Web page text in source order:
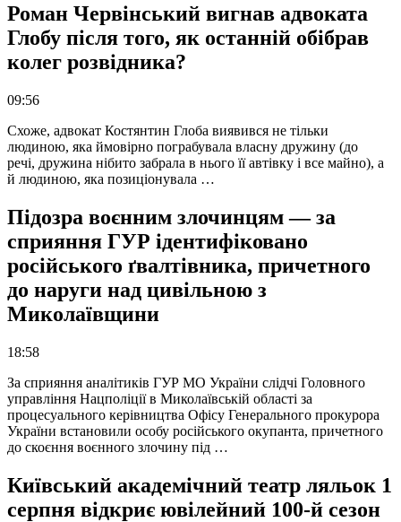
Роман Червінський вигнав адвоката
Глобу після того, як останній обібрав
колег розвідника?
09:56
Схоже, адвокат Костянтин Глоба виявився не тільки
людиною, яка ймовірно пограбувала власну дружину (до
речі, дружина нібито забрала в нього її автівку і все майно), а
й людиною, яка позиціонувала …
Підозра воєнним злочинцям — за
сприяння ГУР ідентифіковано
російського ґвалтівника, причетного
до наруги над цивільною з
Миколаївщини
18:58
За сприяння аналітиків ГУР МО України слідчі Головного
управління Нацполіції в Миколаївській області за
процесуального керівництва Офісу Генерального прокурора
України встановили особу російського окупанта, причетного
до скоєння воєнного злочину під …
Київський академічний театр ляльок 1
серпня відкриє ювілейний 100-й сезон